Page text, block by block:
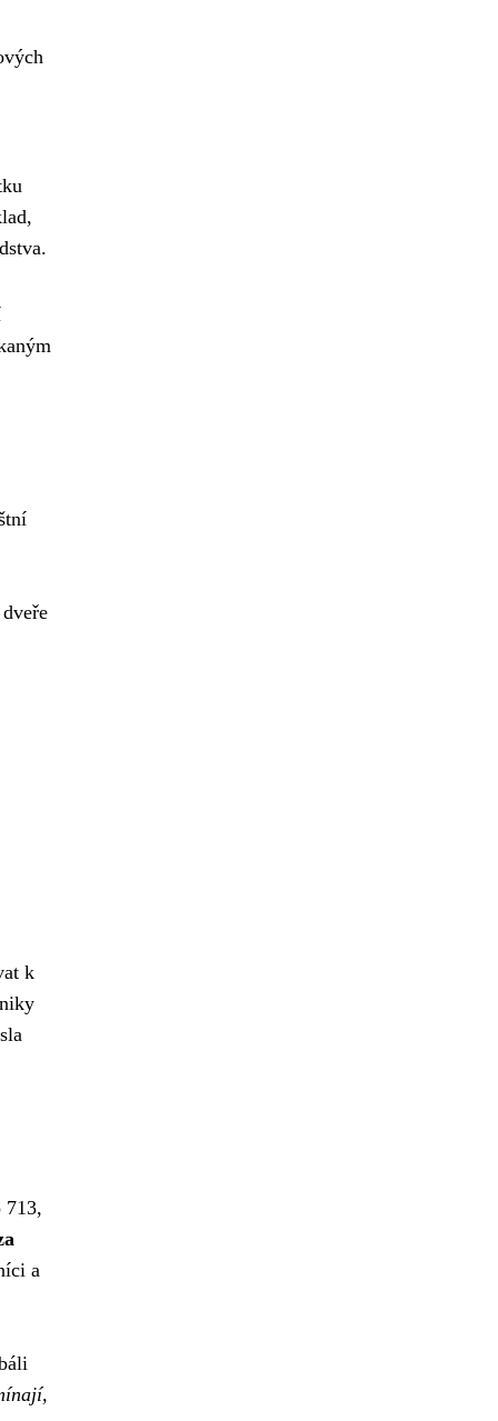
k
713,
a